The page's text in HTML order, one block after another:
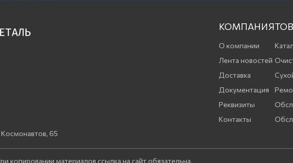
Космонавтов, 65
КОМПАНИЯ
О компании
Лента новостей
Доставка
Документация
Реквизиты
Контакты
копировании материалов ссылка на сайт обязательна.